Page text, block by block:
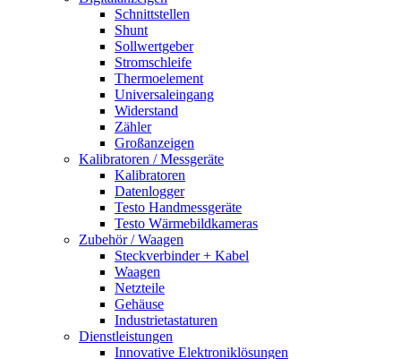
Schnittstellen
Shunt
Sollwertgeber
Stromschleife
Thermoelement
Universaleingang
Widerstand
Zähler
Großanzeigen
Kalibratoren / Messgeräte
Kalibratoren
Datenlogger
Testo Handmessgeräte
Testo Wärmebildkameras
Zubehör / Waagen
Steckverbinder + Kabel
Waagen
Netzteile
Gehäuse
Industrietastaturen
Dienstleistungen
Innovative Elektroniklösungen